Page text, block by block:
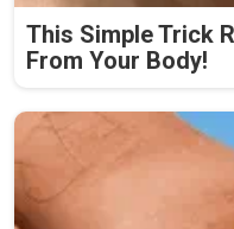
This Simple Trick
From Your Body!